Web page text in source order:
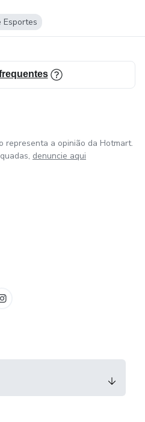
Esportes
representa a opinião da Hotmart.
denuncie aqui